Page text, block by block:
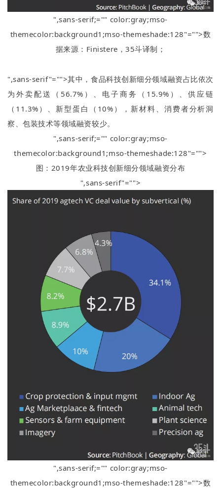
",sans-serif;="" color:gray;mso-
themecolor:background1;mso-themeshade:128"="">数
据来源： Finistere ，35斗译制；
",sans-serif"="">其中，食品科技创新细分领域融资占比依次
为外卖配送（ 56.7% ）、电子商务（ 15.9% ）、供应链
（ 11.3% ）、新型蛋白（ 10% ），新材料、消费者分析洞
察、包装技术等领域融资较少。
",sans-serif;="" color:gray;mso-
themecolor:background1;mso-themeshade:128"="">
图： 2019年农业科技创新细分领域融资分布
",sans-serif"="">
",sans-serif;="" color:gray;mso-
themecolor:background1;mso-themeshade:128"="">数